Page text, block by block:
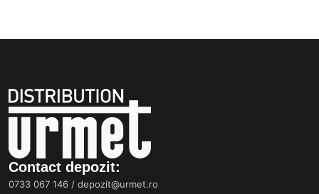
Contact depozit:
0733 067 146 / depozit@urmet.ro